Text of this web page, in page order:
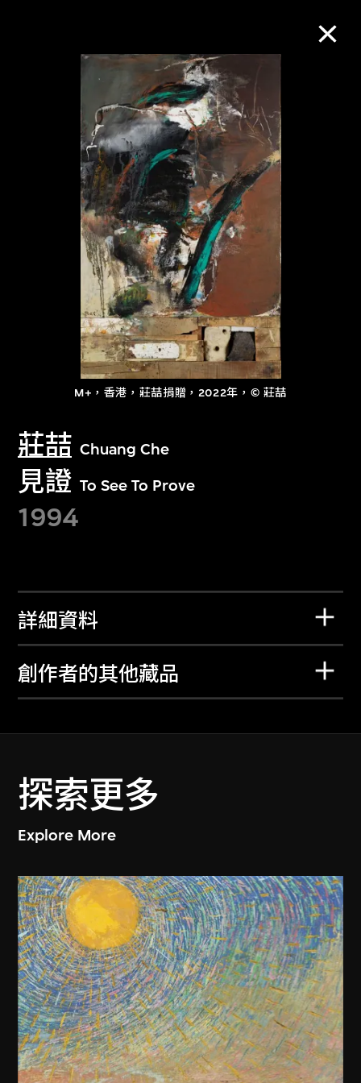
M+，香港，莊喆捐贈，2022年，© 莊喆
莊喆 Chuang Che
見證 To See To Prove
1994
詳細資料
創作者的其他藏品
探索更多
Explore More
M+藏品
進一步篩選
關於M+藏品
探索世界頂級的二十及二十一世紀視覺
文化藏品。